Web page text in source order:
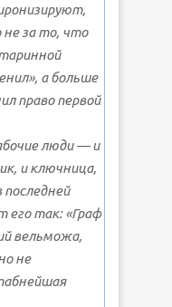
не за то, что
а больше
право первой
люди — и
и ключница,
его так: «Граф
вельможа,
не